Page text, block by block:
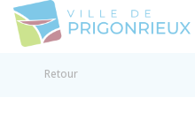
Retour